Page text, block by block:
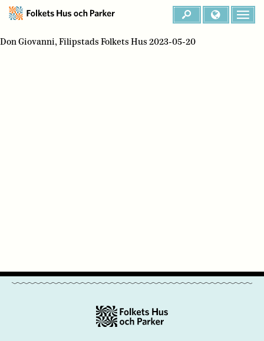
Don Giovanni, Filipstads Folkets Hus 2023-05-20